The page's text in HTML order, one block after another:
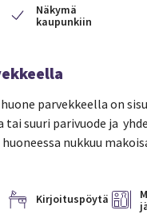
Näkymä
kaupunkiin
parvekkeella on
suuri parivuode ja
nukkuu
Kirjoituspöytä